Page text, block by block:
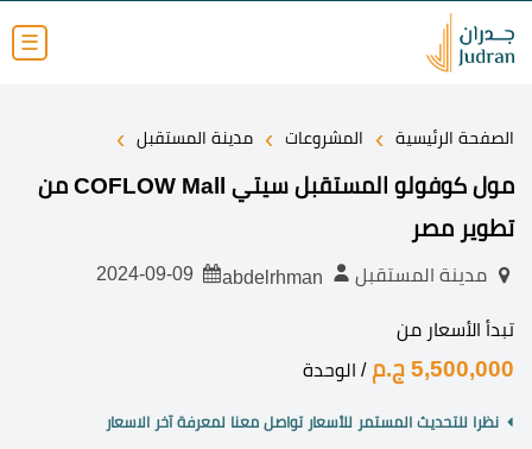
☰
الصفحة الرئيسية › المشروعات › مدينة المستقبل ›
مول كوفولو المستقبل سيتي COFLOW Mall من
تطوير مصر
مدينة المستقبل
تبدأ الأسعار من
5,500,000 ج.م / الوحدة
نظرا للتحديث المستمر للأسعار تواصل معنا لمعرفة آخر الاسعار